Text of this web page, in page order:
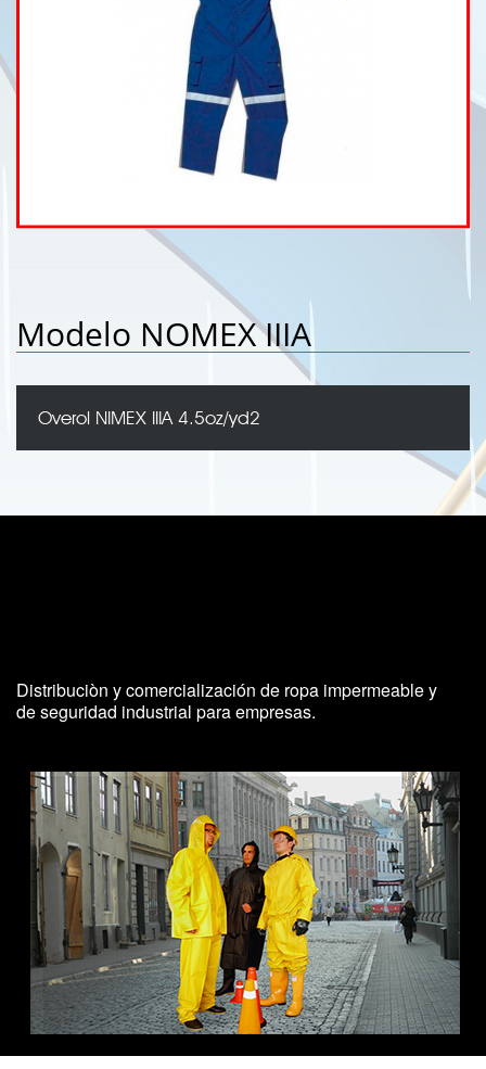
Modelo NOMEX IIIA
Overol NIMEX IIIA 4.5oz/yd2
Distribuciòn y comercialización de ropa impermeable y
de seguridad industrial para empresas.